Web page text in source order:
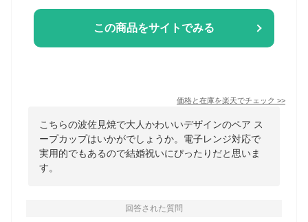
この商品をサイトでみる
価格と在庫を楽天でチェック >>
こちらの波佐見焼で大人かわいいデザインのペア ス
ープカップはいかがでしょうか。電子レンジ対応で
実用的でもあるので結婚祝いにぴったりだと思いま
す。
回答された質問